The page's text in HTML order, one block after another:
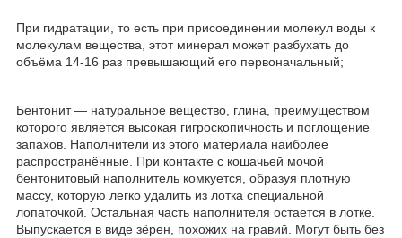
При гидратации, то есть при присоединении молекул воды к
молекулам вещества, этот минерал может разбухать до
объёма 14-16 раз превышающий его первоначальный;
Бентонит — натуральное вещество, глина, преимуществом
которого является высокая гигроскопичность и поглощение
запахов. Наполнители из этого материала наиболее
распространённые. При контакте с кошачьей мочой
бентонитовый наполнитель комкуется, образуя плотную
массу, которую легко удалить из лотка специальной
лопаточкой. Остальная часть наполнителя остается в лотке.
Выпускается в виде зёрен, похожих на гравий. Могут быть без